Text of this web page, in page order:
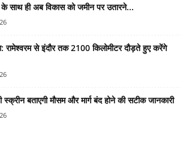
साथ ही अब विकास को जमीन पर उतारने...
रामेश्वरम से इंदौर तक 2100 किलोमीटर दौड़ते हुए करेंगे
बताएगी मौसम और मार्ग बंद होने की सटीक जानकारी